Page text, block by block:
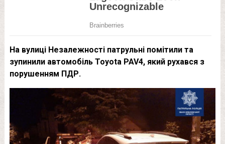
На вулиці Незалежності патрульні помітили та
зупинили автомобіль Toyota PAV4, який рухався з
порушенням ПДР.